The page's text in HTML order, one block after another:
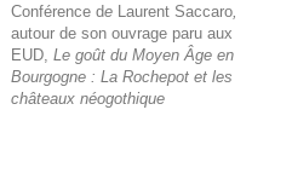
Conférence de Laurent Saccaro
autour de son ouvrage paru aux
EUD, Le goût du Moyen Âge en
Bourgogne : La Rochepot et les
châteaux néogothique